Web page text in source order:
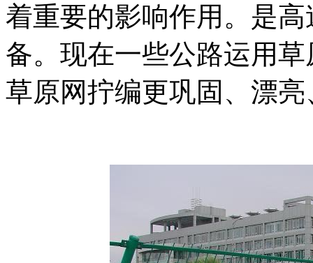
着重要的影响作用。是
备。现在一些公路运用
草原网拧编更巩固、漂